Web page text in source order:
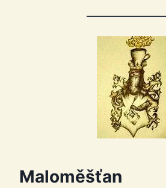
Maloměšťan